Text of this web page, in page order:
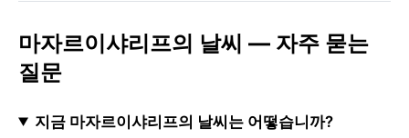
마자르이샤리프의 날씨 — 자주 묻는
질문
지금 마자르이샤리프의 날씨는 어떻습니까?